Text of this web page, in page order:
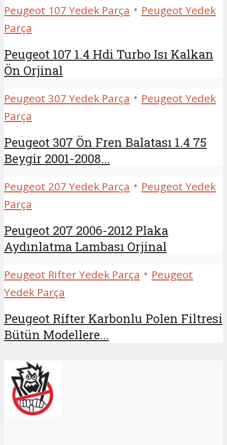
Peugeot 107 Yedek Parça • Peugeot Yedek
Parça
Peugeot 107 1.4 Hdi Turbo Isı Kalkan
Ön Orjinal
Peugeot 307 Yedek Parça • Peugeot Yedek
Parça
Peugeot 307 Ön Fren Balatası 1.4 75
Beygir 2001-2008...
Peugeot 207 Yedek Parça • Peugeot Yedek
Parça
Peugeot 207 2006-2012 Plaka
Aydınlatma Lambası Orjinal
Peugeot Rifter Yedek Parça • Peugeot
Yedek Parça
Peugeot Rifter Karbonlu Polen Filtresi
Bütün Modellere...